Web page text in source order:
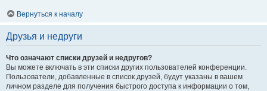
Вернуться к началу
Друзья и недруги
Что означают списки друзей и недругов?
Вы можете включать в эти списки других пользователей конференции.
Пользователи, добавленные в список друзей, будут указаны в вашем
личном разделе для получения быстрого доступа к информации о том,